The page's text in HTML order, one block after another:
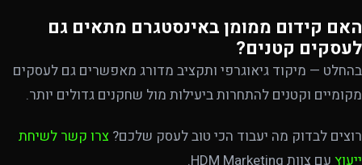
האם קידום ממומן באינסטגרם מתאים גם
לעסקים קטנים?
בהחלט — מיקוד גיאוגרפי ותקציב מדורג מאפשרים גם לעסקים
מקומיים וקטנים להתחרות ביעילות מול שחקנים גדולים יותר.
רוצים לבדוק מה יעבוד הכי טוב לעסק שלכם? צרו קשר לשיחת
ייעוץ עם צוות HDM Marketing.